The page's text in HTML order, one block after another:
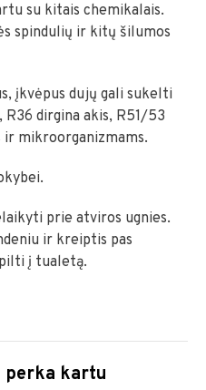
su kitais chemikalais.
spindulių ir kitų šilumos
įkvėpus dujų gali sukelti
R36 dirgina akis, R51/53
ir mikroorganizmams.
prie atviros ugnies.
ir kreiptis pas
į tualetą.
kartu